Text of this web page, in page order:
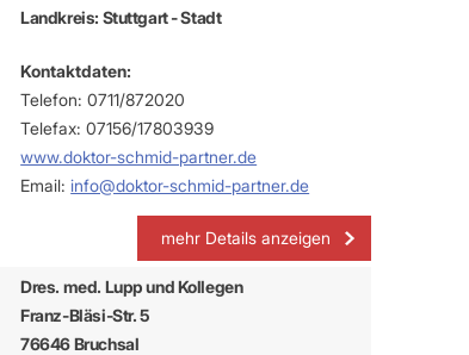
Landkreis: Stuttgart - Stadt
Kontaktdaten:
Telefon: 0711/872020
Telefax: 07156/17803939
www.doktor-schmid-partner.de
Email:info@doktor-schmid-partner.de
mehr Details anzeigen
Dres. med. Lupp und Kollegen
Franz-Bläsi-Str. 5
76646 Bruchsal